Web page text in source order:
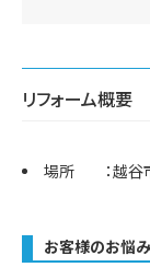
リフォーム概要
場所 ：越谷
お客様のお悩み